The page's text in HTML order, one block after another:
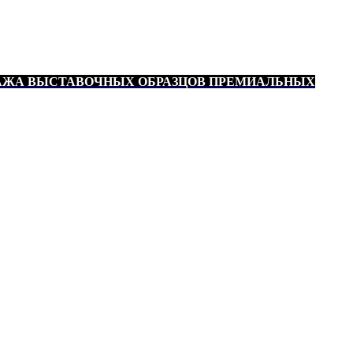
ВЫСТАВОЧНЫХ ОБРАЗЦОВ ПРЕМИАЛЬНЫХ